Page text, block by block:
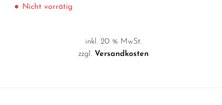
Nicht vorrätig
inkl. 20 % MwSt.
zzgl. Versandkosten